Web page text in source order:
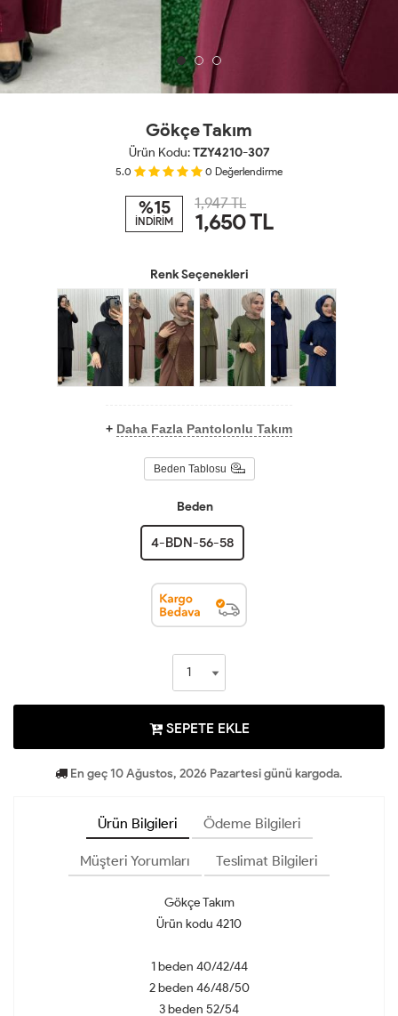
Gökçe Takım
Ürün Kodu:TZY4210-307
5.0 0 Değerlendirme
%15
İNDİRİM
1,947 TL
1,650TL
Renk Seçenekleri
+ Daha Fazla Pantolonlu Takım
Beden Tablosu
Beden
4-BDN-56-58
SEPETE EKLE
En geç 10 Ağustos, 2026 Pazartesi günü kargoda.
Ürün Bilgileri Ödeme Bilgileri
Müşteri Yorumları Teslimat Bilgileri
Gökçe Takım
Ürün kodu 4210
1 beden 40/42/44
2 beden 46/48/50
3 beden 52/54